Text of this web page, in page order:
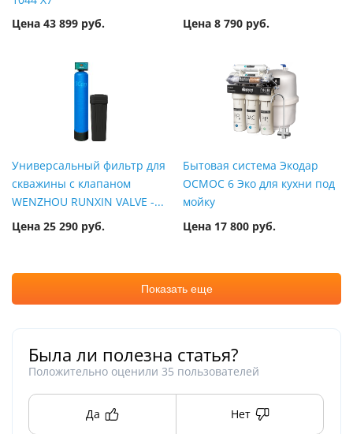
Цена 43 899 руб.
Цена 8 790 руб.
Универсальный фильтр для
скважины с клапаном
WENZHOU RUNXIN VALVE -...
Цена 25 290 руб.
Бытовая система Экодар
ОСМОС 6 Эко для кухни под
мойку
Цена 17 800 руб.
Показать еще
Была ли полезна статья?
Положительно оценили 35 пользователей
Да Нет